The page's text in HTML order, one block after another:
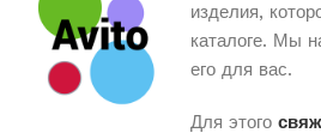
изделия,
каталоге. Мы
его для вас.
Для этого